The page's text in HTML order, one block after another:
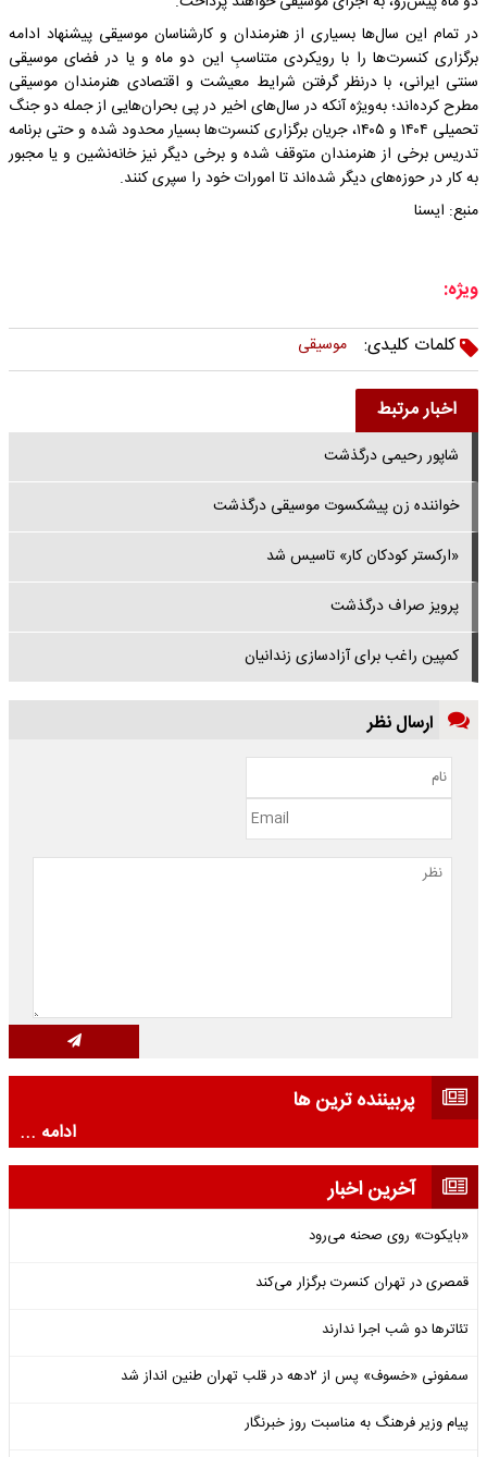
در تمام این سال‌ها بسیاری از هنرمندان و کارشناسان موسیقی پیشنهاد ادامه
برگزاری کنسرت‌ها را با رویکردی متناسبِ این دو ماه و یا در فضای موسیقی
سنتی ایرانی، با درنظر گرفتن شرایط معیشت و اقتصادی هنرمندان موسیقی
مطرح کرده‌اند؛ به‌ویژه آنکه در سال‌های اخیر در پی بحران‌هایی از جمله دو جنگ
تحمیلی ۱۴۰۴ و ۱۴۰۵، جریان برگزاری کنسرت‌ها بسیار محدود شده و حتی برنامه
تدریس برخی از هنرمندان متوقف شده و برخی دیگر نیز خانه‌نشین و یا مجبور
به کار در حوزه‌های دیگر شده‌اند تا امورات خود را سپری کنند.
منبع: ایسنا
ویژه:
کلمات کلیدی:
موسیقی
اخبار مرتبط
شاپور رحیمی درگذشت
خواننده‌ زن پیشکسوت موسیقی درگذشت
«ارکستر کودکان کار» تاسیس شد
پرویز صراف درگذشت
کمپین راغب برای آزادسازی زندانیان
ارسال نظر
پربیننده ترین ها
ادامه ...
آخرین اخبار
«بایکوت» روی صحنه می‌رود
قمصری در تهران کنسرت برگزار می‌کند
تئاترها دو شب اجرا ندارند
سمفونی «خسوف» پس از ۲دهه در قلب تهران طنین انداز شد
پیام وزیر فرهنگ به مناسبت روز خبرنگار